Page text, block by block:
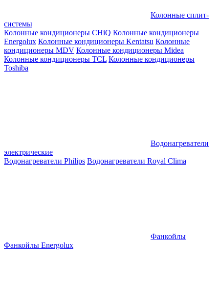
Колонные сплит-
системы
Колонные кондиционеры CHiQ Колонные кондиционеры
Energolux Колонные кондиционеры Kentatsu Колонные
кондиционеры MDV Колонные кондиционеры Midea
Колонные кондиционеры TCL Колонные кондиционеры
Toshiba
Водонагреватели
электрические
Водонагреватели Philips Водонагреватели Royal Clima
Фанкойлы
Фанкойлы Energolux